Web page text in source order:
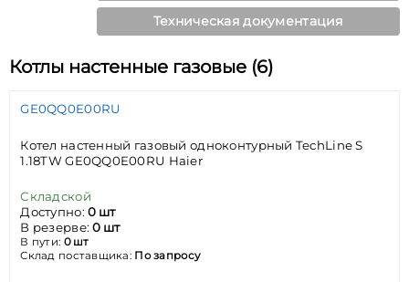
Техническая документация
Котлы настенные газовые (6)
GE0QQ0E00RU
Котел настенный газовый одноконтурный TechLine S
1.18TW GE0QQ0E00RU Haier
Складской
Доступно:0 шт
В резерве:0 шт
В пути: 0 шт
Склад поставщика: По запросу